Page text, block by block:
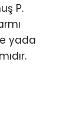
P.
yada